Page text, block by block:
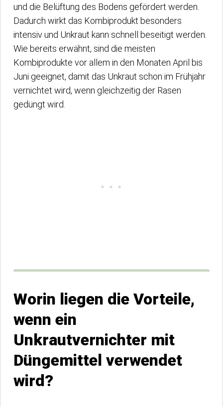
und die Belüftung des Bodens gefördert werden.
Dadurch wirkt das Kombiprodukt besonders
intensiv und Unkraut kann schnell beseitigt werden.
Wie bereits erwähnt, sind die meisten
Kombiprodukte vor allem in den Monaten April bis
Juni geeignet, damit das Unkraut schon im Frühjahr
vernichtet wird, wenn gleichzeitig der Rasen
gedüngt wird.
Worin liegen die Vorteile,
wenn ein
Unkrautvernichter mit
Düngemittel verwendet
wird?